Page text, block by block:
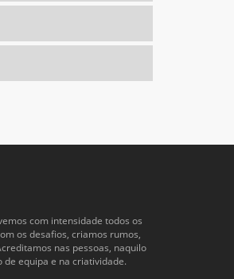
com intensidade todos os
os desafios, criamos rumos,
nas pessoas, naquilo
equipa e na criatividade.